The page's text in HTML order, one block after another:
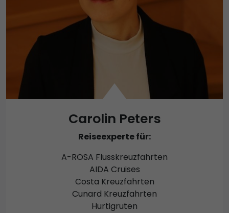
Carolin Peters
Reiseexperte für:
A-ROSA Flusskreuzfahrten
AIDA Cruises
Costa Kreuzfahrten
Cunard Kreuzfahrten
Hurtigruten